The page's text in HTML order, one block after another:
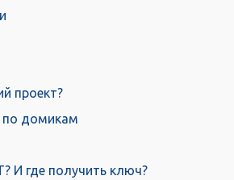
проект?
по домикам
И где получить ключ?